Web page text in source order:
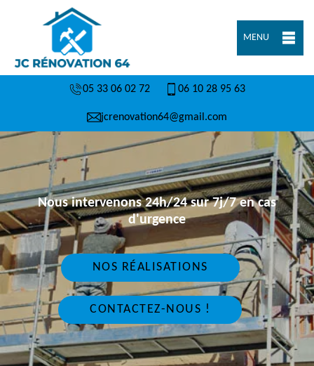
MENU
05 33 06 02 72 06 10 28 95 63
jcrenovation64@gmail.com
Nous intervenons 24h/24 sur 7j/7 en cas
d'urgence
NOS RÉALISATIONS
CONTACTEZ-NOUS !